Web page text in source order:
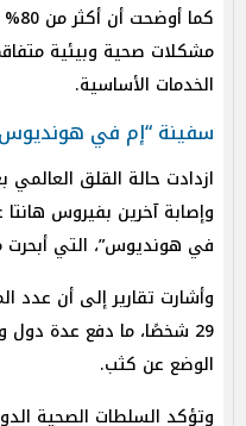
مشكلات صحية وبيئية
الخدمات الأساسية.
سفينة “إم في
وإصابة آخرين بفيروس
في هونديوس”، التي أبحرت
وأشارت تقارير إلى أن عدد
29 شخصًا، ما دفع عدة
الوضع عن كثب.
وتؤكد السلطات الصحية